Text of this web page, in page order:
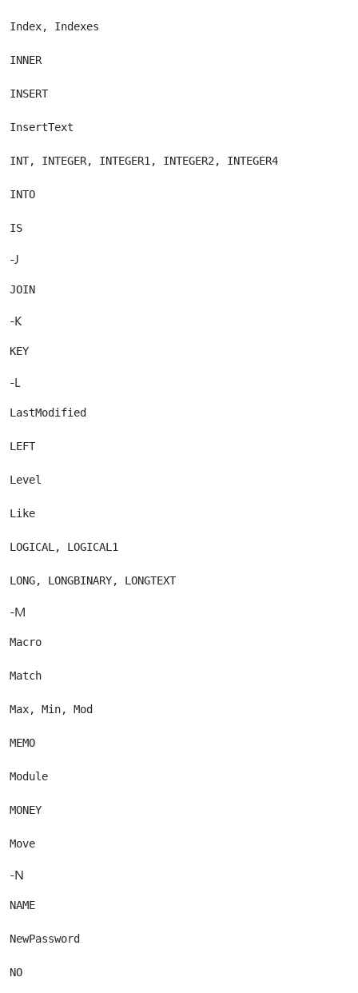
Index, Indexes
INNER
INSERT
InsertText
INT, INTEGER, INTEGER1, INTEGER2, INTEGER4
INTO
-J
-K
-L
LastModified
LEFT
Level
Like
LOGICAL, LOGICAL1
-M
Macro
Match
Max, Min, Mod
MEMO
Module
MONEY
-N
NAME
NewPassword
NO